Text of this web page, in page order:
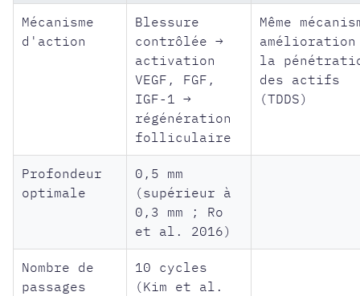
Mécanisme
d'action
Blessure
contrôlée →
activation
VEGF, FGF,
IGF-1 →
régénération
folliculaire
Même
amélioration
la
des actifs
(TDDS)
Profondeur
optimale
0,5 mm
(supérieur à
0,3 mm ; Ro
et al. 2016)
Nombre de
passages
10 cycles
(Kim et al.